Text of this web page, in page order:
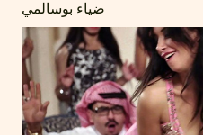
ضياء بوسالمي